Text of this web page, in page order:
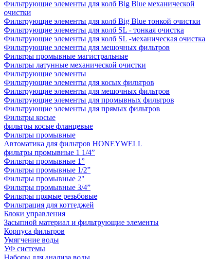
Фильтрующие элементы для колб Big Blue механической
очистки
Фильтрующие элементы для колб Big Blue тонкой очистки
Фильтрующие элементы для колб SL - тонкая очистка
Фильтрующие элементы для колб SL -механическая очистка
Фильтрующие элементы для мешочных фильтров
Фильтры промывные магистральные
Фильтры латунные механической очистки
Фильтрующие элементы
Фильтрующие элементы для косых фильтров
Фильтрующие элементы для мешочных фильтров
Фильтрующие элементы для промывных фильтров
Фильтрующие элементы для прямых фильтров
Фильтры косые
фильтры косые фланцевые
Фильтры промывные
Автоматика для фильтров HONEYWELL
фильтры промывные 1 1/4”
Фильтры промывные 1”
Фильтры промывные 1/2”
Фильтры промывные 2"
Фильтры промывные 3/4”
Фильтры прямые резьбовые
Фильтрация для коттеджей
Блоки управления
Засыпной материал и фильтрующие элементы
Корпуса фильтров
Умягчение воды
УФ системы
Наборы для анализа воды